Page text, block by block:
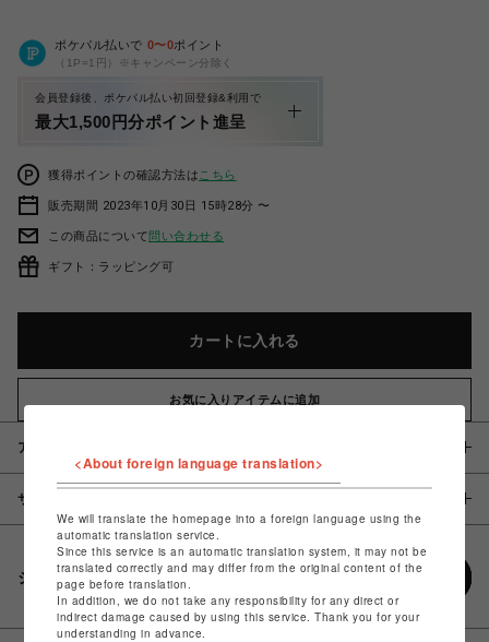
ポケパル払いで 0〜0ポイント
（1P=1円）※キャンペーン分除く
会員登録後、ポケパル払い初回登録&利用で
最大1,500円分ポイント進呈
獲得ポイントの確認方法は こちら
販売期間 2023年10月30日 15時28分 〜
この商品について問い合わせる
ギフト：ラッピング可
カートに入れる
お気に入りアイテムに追加
アイテム説明 / 素材
サイズ
シェアする
<About foreign language translation>
We will translate the homepage into a foreign language using the
automatic translation service.
Since this service is an automatic translation system, it may not be
translated correctly and may differ from the original content of the
page before translation.
In addition, we do not take any responsibility for any direct or
indirect damage caused by using this service. Thank you for your
understanding in advance.